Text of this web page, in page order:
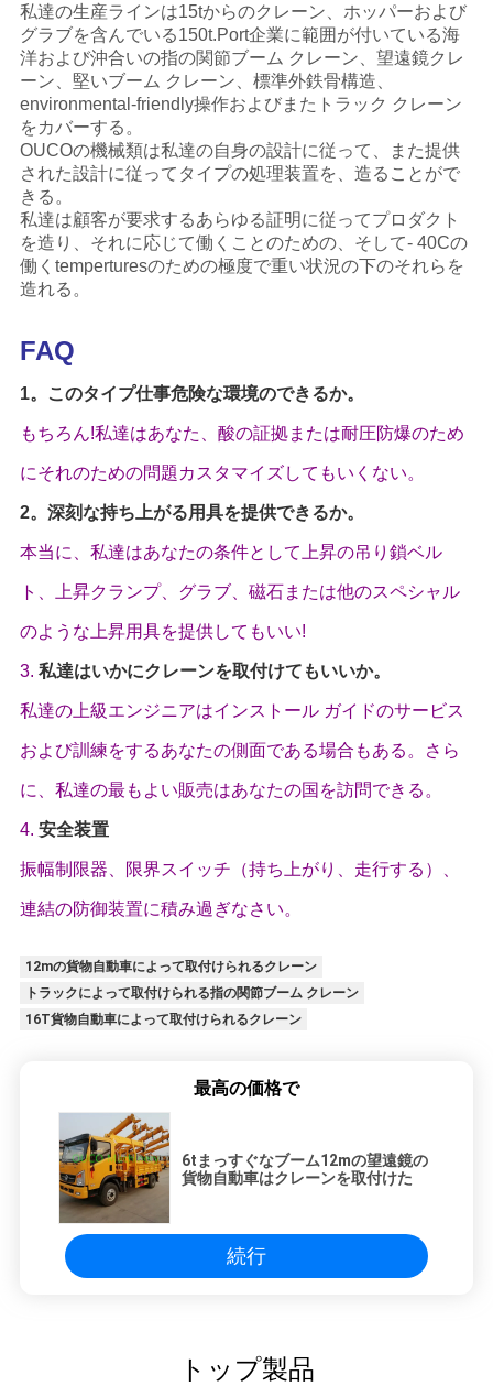
私達の生産ラインは15tからのクレーン、ホッパーおよび
グラブを含んでいる150t.Port企業に範囲が付いている海
洋および沖合いの指の関節ブーム クレーン、望遠鏡クレ
ーン、堅いブーム クレーン、標準外鉄骨構造、
environmental-friendly操作およびまたトラック クレーン
をカバーする。
OUCOの機械類は私達の自身の設計に従って、また提供
された設計に従ってタイプの処理装置を、造ることがで
きる。
私達は顧客が要求するあらゆる証明に従ってプロダクト
を造り、それに応じて働くことのための、そして- 40Cの
働くtemperturesのための極度で重い状況の下のそれらを
造れる。
FAQ
1。このタイプ仕事危険な環境のできるか。
もちろん!私達はあなた、酸の証拠または耐圧防爆のため
にそれのための問題カスタマイズしてもいくない。
2。深刻な持ち上がる用具を提供できるか。
本当に、私達はあなたの条件として上昇の吊り鎖ベル
ト、上昇クランプ、グラブ、磁石または他のスペシャル
のような上昇用具を提供してもいい!
3. 私達はいかにクレーンを取付けてもいいか。
私達の上級エンジニアはインストール ガイドのサービス
および訓練をするあなたの側面である場合もある。さら
に、私達の最もよい販売はあなたの国を訪問できる。
4. 安全装置
振幅制限器、限界スイッチ（持ち上がり、走行する）、
連結の防御装置に積み過ぎなさい。
12mの貨物自動車によって取付けられるクレーン
トラックによって取付けられる指の関節ブーム クレーン
16T貨物自動車によって取付けられるクレーン
最高の価格で
6tまっすぐなブーム12mの望遠鏡の
貨物自動車はクレーンを取付けた
続行
トップ製品